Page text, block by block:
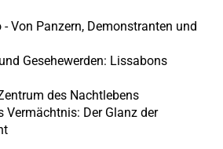
Von Panzern, Demonstranten und
Gesehewerden: Lissabons
des Nachtlebens
Vermächtnis: Der Glanz der